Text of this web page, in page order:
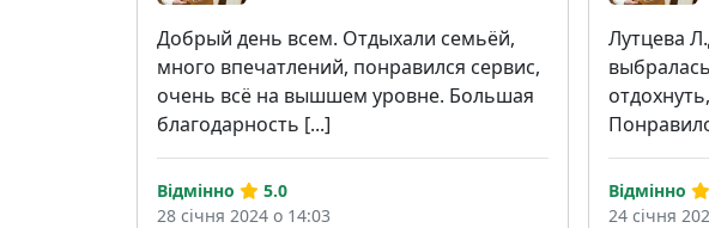
Добрый день всем. Отдыхали семьёй,
много впечатлений, понравился сервис,
очень всё на вышшем уровне. Большая
благодарность [...]
Відмінно
5.0
28 січня 2024 о 14:03
Лутцева
Відмінно
24 січня